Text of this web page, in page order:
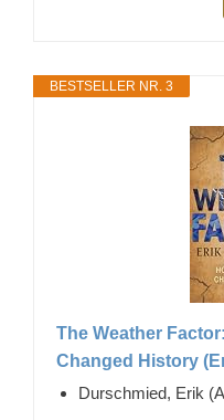
BESTSELLER NR. 3
The Weather
Changed History
Durschmied, Erik